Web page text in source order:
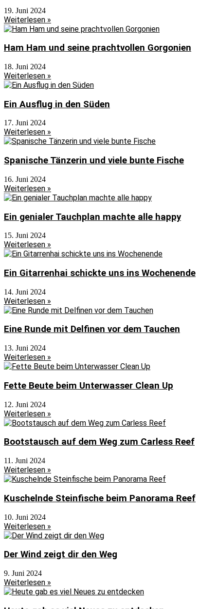
19. Juni 2024
Weiterlesen »
Ham Ham und seine prachtvollen Gorgonien
18. Juni 2024
Weiterlesen »
Ein Ausflug in den Süden
17. Juni 2024
Weiterlesen »
Spanische Tänzerin und viele bunte Fische
16. Juni 2024
Weiterlesen »
Ein genialer Tauchplan machte alle happy
15. Juni 2024
Weiterlesen »
Ein Gitarrenhai schickte uns ins Wochenende
14. Juni 2024
Weiterlesen »
Eine Runde mit Delfinen vor dem Tauchen
13. Juni 2024
Weiterlesen »
Fette Beute beim Unterwasser Clean Up
12. Juni 2024
Weiterlesen »
Bootstausch auf dem Weg zum Carless Reef
11. Juni 2024
Weiterlesen »
Kuschelnde Steinfische beim Panorama Reef
10. Juni 2024
Weiterlesen »
Der Wind zeigt dir den Weg
9. Juni 2024
Weiterlesen »